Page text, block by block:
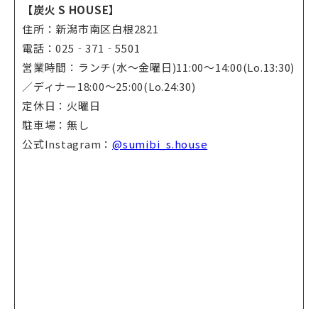
【炭火 S HOUSE】
住所：新潟市南区白根2821
電話：025‐371‐5501
営業時間：ランチ(水～金曜日)11:00～14:00(Lo.13:30)
／ディナー18:00～25:00(Lo.24:30)
定休日：火曜日
駐車場：無し
公式Instagram： @sumibi_s.house